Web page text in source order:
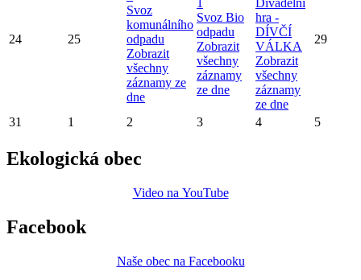
24 25
Svoz
komunálního
odpadu
Zobrazit
všechny
záznamy ze
dne
1
Svoz Bio
odpadu
Zobrazit
všechny
záznamy
ze dne
Divadelní
hra -
DÍVČÍ
VÁLKA
Zobrazit
všechny
záznamy
ze dne
29
31 1 2 3 4 5
Ekologická obec
Video na YouTube
Facebook
Naše obec na Facebooku